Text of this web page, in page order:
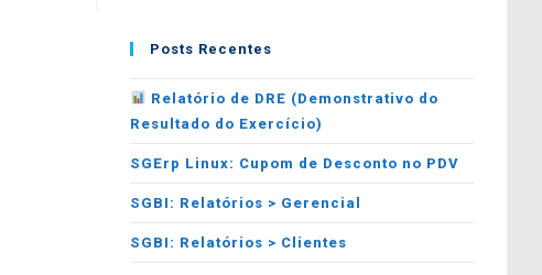
Posts Recentes
Relatório de DRE (Demonstrativo do
Resultado do Exercício)
SGErp Linux: Cupom de Desconto no PDV
SGBI: Relatórios > Gerencial
SGBI: Relatórios > Clientes